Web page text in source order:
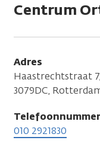
Kanker.nl
Centrum
Adres
Haastrechtstraat 7,
3079DC,
Telefoonnummer
010 2921830